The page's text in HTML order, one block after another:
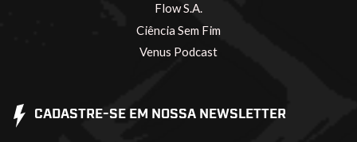
Flow S.A.
Ciência Sem Fim
Venus Podcast
CADASTRE-SE EM NOSSA NEWSLETTER